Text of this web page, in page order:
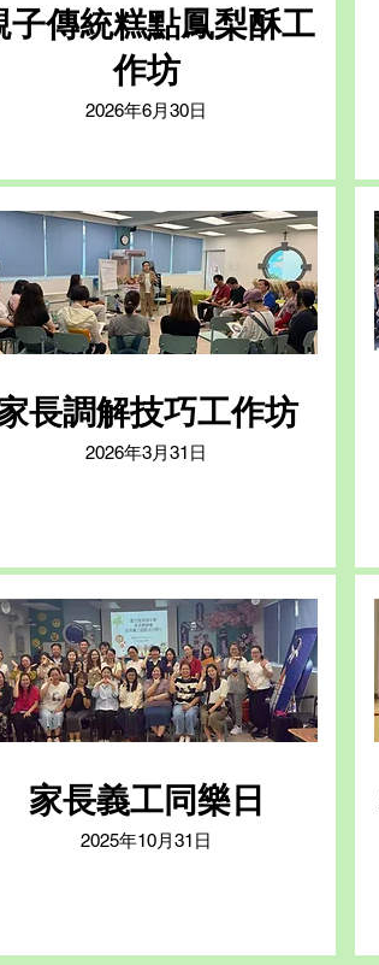
子傳統糕點鳳梨酥工
作坊
2026年6月30日
長調解技巧工作坊
2026年3月31日
家長義工同樂日
2025年10月31日